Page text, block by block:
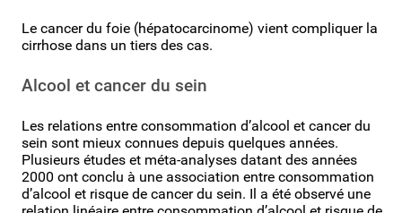
Le cancer du foie (hépatocarcinome) vient compliquer la
cirrhose dans un tiers des cas.
Alcool et cancer du sein
Les relations entre consommation d’alcool et cancer du
sein sont mieux connues depuis quelques années.
Plusieurs études et méta-analyses datant des années
2000 ont conclu à une association entre consommation
d’alcool et risque de cancer du sein. Il a été observé une